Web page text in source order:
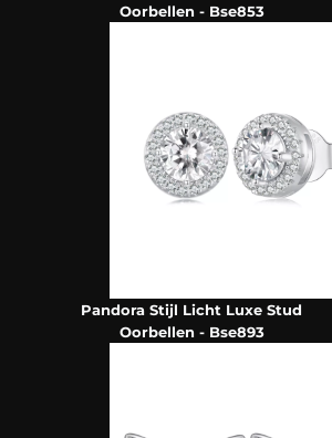
Oorbellen - Bse853
Pandora Stijl Licht Luxe Stud
Oorbellen - Bse893